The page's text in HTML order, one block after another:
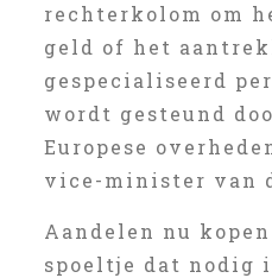
rechterkolom om
geld of het
gespecialiseerd
wordt gesteund
Europese
vice-minister van
Aandelen nu
spoeltje dat nodig